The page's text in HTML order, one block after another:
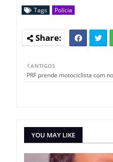
Tags Polícia
ANTIGOS
PRF prende motociclista com
YOU MAY LIKE